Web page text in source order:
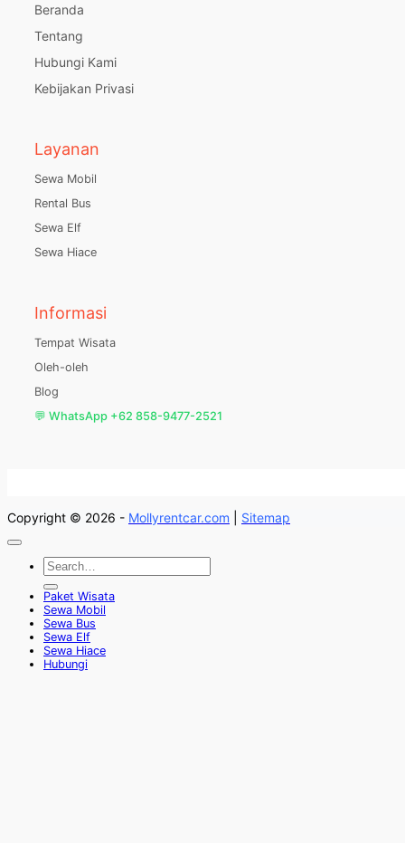
Beranda
Tentang
Hubungi Kami
Kebijakan Privasi
Layanan
Sewa Mobil
Rental Bus
Sewa Elf
Sewa Hiace
Informasi
Tempat Wisata
Oleh-oleh
Blog
💬 WhatsApp +62 858-9477-2521
Copyright © 2026 - Mollyrentcar.com Sitemap
Paket Wisata
Sewa Mobil
Sewa Bus
Sewa Elf
Sewa Hiace
Hubungi